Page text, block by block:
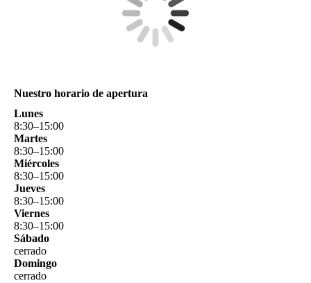
Nuestro horario de apertura
Lunes
8:30–15:00
Martes
8:30–15:00
Miércoles
8:30–15:00
Jueves
8:30–15:00
Viernes
8:30–15:00
Sábado
cerrado
Domingo
cerrado